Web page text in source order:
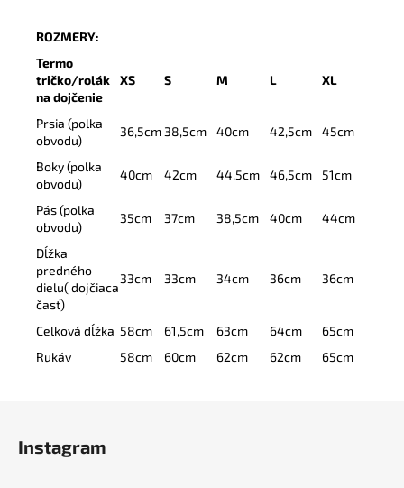
ROZMERY:
Termo
tričko/rolák
na dojčenie
XS S M L XL
Prsia (polka
obvodu)
36,5cm 38,5cm 40cm 42,5cm 45cm
Boky (polka
obvodu)
40cm 42cm 44,5cm 46,5cm 51cm
Pás (polka
obvodu)
35cm 37cm 38,5cm 40cm 44cm
Dĺžka
predného
dielu( dojčiaca
časť)
33cm 33cm 34cm 36cm 36cm
Celková dĺźka 58cm 61,5cm 63cm 64cm
65cm
Rukáv
58cm 60cm 62cm 62cm 65cm
Instagram